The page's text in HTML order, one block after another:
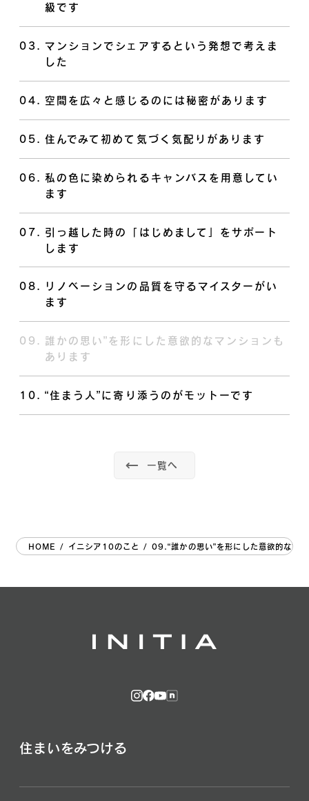
級です
03
マンションでシェアするという発想で考えま
した
04 空間を広々と感じるのには秘密があります
05 住んでみて初めて気づく気配りがあります
06
私の色に染められるキャンバスを用意してい
ます
07
引っ越した時の「はじめまして」をサポート
します
08 .
リノベーションの品質を守るマイスターがい
ます
09 . 誰かの思い”を形にした意欲的なマンションも
あります
10 . “住まう人”に寄り添うのがモットーです
一覧へ
HOME / イニシア10のこと / 09.“誰かの思い”を形にした意欲的なマ
住まいをみつける